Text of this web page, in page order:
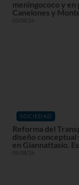
meningococo y en
Canelones y
03/08/26
SOCIEDAD
Reforma del
diseño conceptual
en Giannattasio.
05/08/26